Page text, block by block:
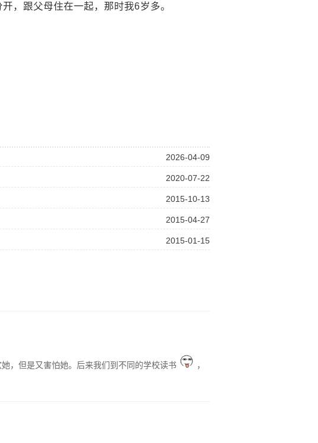
，跟父母住在一起，那时我6岁多。
2026-04-09
2020-07-22
2015-10-13
2015-04-27
2015-01-15
，但是又害怕她。后来我们到不同的学校读书
，